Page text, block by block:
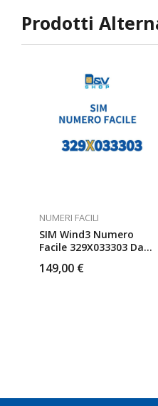
Prodotti
NUMERI FACILI
SIM Wind3 Numero
Facile 329X033303 Da
149,00 €